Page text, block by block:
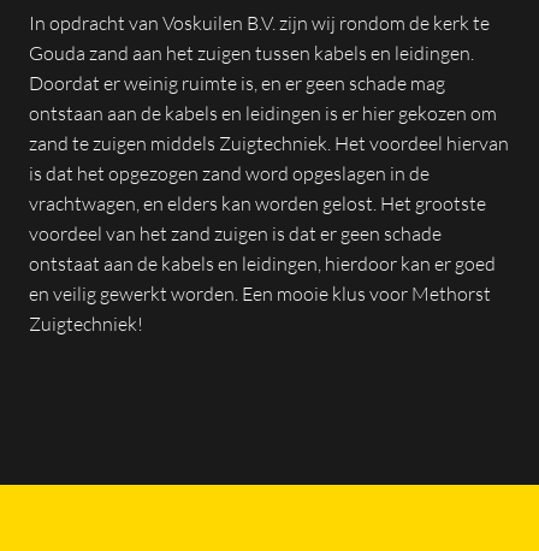
In opdracht van Voskuilen B.V. zijn wij rondom de kerk te
Gouda zand aan het zuigen tussen kabels en leidingen.
Doordat er weinig ruimte is, en er geen schade mag
ontstaan aan de kabels en leidingen is er hier gekozen om
zand te zuigen middels Zuigtechniek. Het voordeel hiervan
is dat het opgezogen zand word opgeslagen in de
vrachtwagen, en elders kan worden gelost. Het grootste
voordeel van het zand zuigen is dat er geen schade
ontstaat aan de kabels en leidingen, hierdoor kan er goed
en veilig gewerkt worden. Een mooie klus voor Methorst
Zuigtechniek!